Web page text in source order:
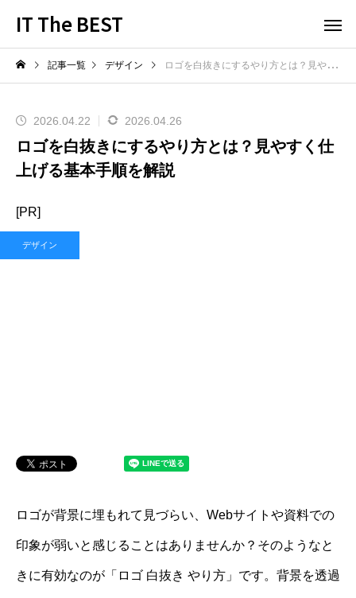
IT The BEST
記事一覧 デザイン ロゴを白抜きにするやり方とは？見やすく仕上げる基本手順を解説
2026.04.22 2026.04.26
ロゴを白抜きにするやり方とは？見やすく仕
上げる基本手順を解説
[PR]
デザイン
ロゴが背景に埋もれて見づらい、Webサイトや資料での
印象が弱いと感じることはありませんか？そのようなと
きに有効なのが「ロゴ 白抜き やり方」です。背景を透過